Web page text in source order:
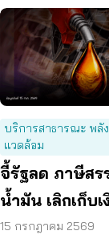
บริการสาธารณะ พลั
แวดล้อม
จี้รัฐลด ภาษีสร
น้ำมัน เลิกเก็บเ
กองทุน เอื้อโรง
15 กรกฎาคม 2569